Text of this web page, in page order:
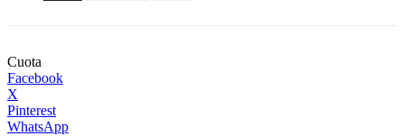
Cuota
Facebook
X
Pinterest
WhatsApp